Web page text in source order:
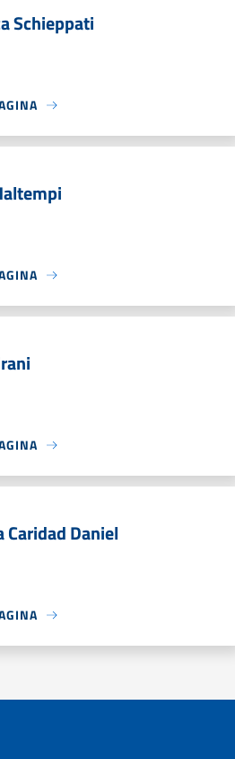
Schieppati
Caridad Daniel